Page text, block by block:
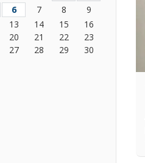
«Дороги
на реставрацию
передовую
6 7 8
9
13 14 15
16
20 21 22
23
27 28 29
30